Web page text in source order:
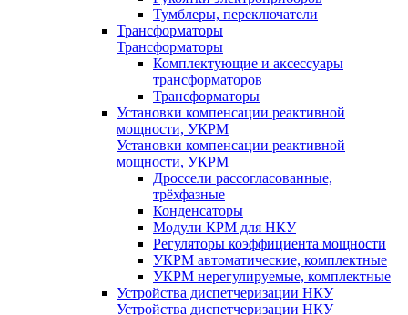
Тумблеры, переключатели
Трансформаторы
Трансформаторы
Комплектующие и аксессуары
трансформаторов
Трансформаторы
Установки компенсации реактивной
мощности, УКРМ
Установки компенсации реактивной
мощности, УКРМ
Дроссели рассогласованные,
трёхфазные
Конденсаторы
Модули КРМ для НКУ
Регуляторы коэффициента мощности
УКРМ автоматические, комплектные
УКРМ нерегулируемые, комплектные
Устройства диспетчеризации НКУ
Устройства диспетчеризации НКУ